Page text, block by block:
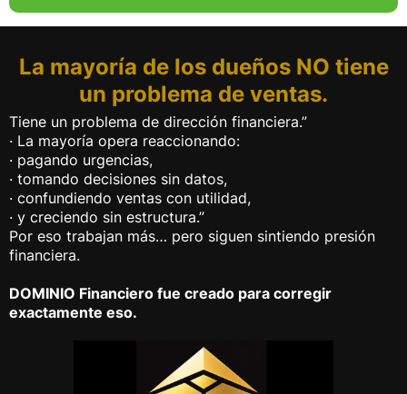
La mayoría de los dueños NO tiene
un problema de ventas.
Tiene un problema de dirección financiera.”
· La mayoría opera reaccionando:
· pagando urgencias,
· tomando decisiones sin datos,
· confundiendo ventas con utilidad,
· y creciendo sin estructura.”
Por eso trabajan más… pero siguen sintiendo presión
financiera.
DOMINIO Financiero fue creado para corregir
exactamente eso.